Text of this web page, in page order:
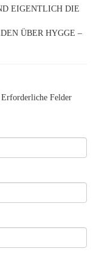
EIGENTLICH DIE
ÜBER HYGGE –
Erforderliche Felder